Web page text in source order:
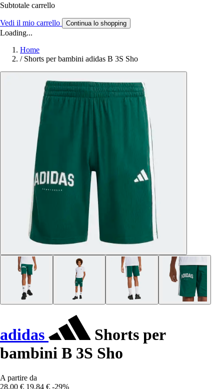
Subtotale carrello
Vedi il mio carrello Continua lo shopping
Loading...
Home
/ Shorts per bambini adidas B 3S Sho
adidas
Shorts per
bambini B 3S Sho
A partire da
28,00 € 19,84 € -29%